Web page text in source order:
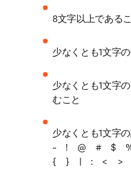
8文字以上である
少なくとも1文字
少なくとも1文字
むこと
少なくとも1文字
~　!　@　#　$　
{　}　|　:　<　>